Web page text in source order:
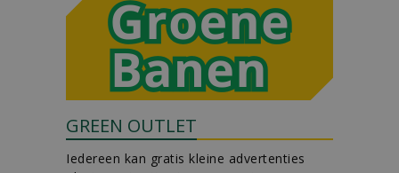
GREEN OUTLET
Iedereen kan gratis kleine advertenties